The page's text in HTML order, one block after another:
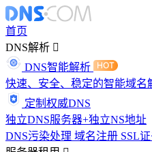
首页
DNS解析
DNS智能解析
快速、安全、稳定的智能域名
定制权威DNS
独立DNS服务器+独立NS地址
DNS污染处理 域名注册 SSL